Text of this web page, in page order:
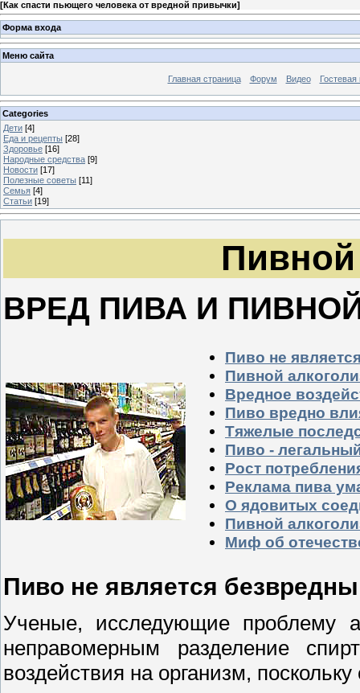
[Как спасти пьющего человека от вредной привычки]
Форма входа
Меню сайта
Главная страница Форум Видео Гостевая
Categories
Дети [4]
Еда и рецепты [28]
Здоровье [16]
Народные средства [9]
Новости [17]
Полезные советы [11]
Семья [4]
Статьи [19]
Пивной
ВРЕД ПИВА И
Пиво не
Пивной
Вредное
Пиво вредно
Тяжелые
Пиво -
Рост
Реклама пива
О ядовитых
Пивной
Миф об
Пиво не является
Ученые, исследующие проблему
неправомерным разделение
воздействия на организм,